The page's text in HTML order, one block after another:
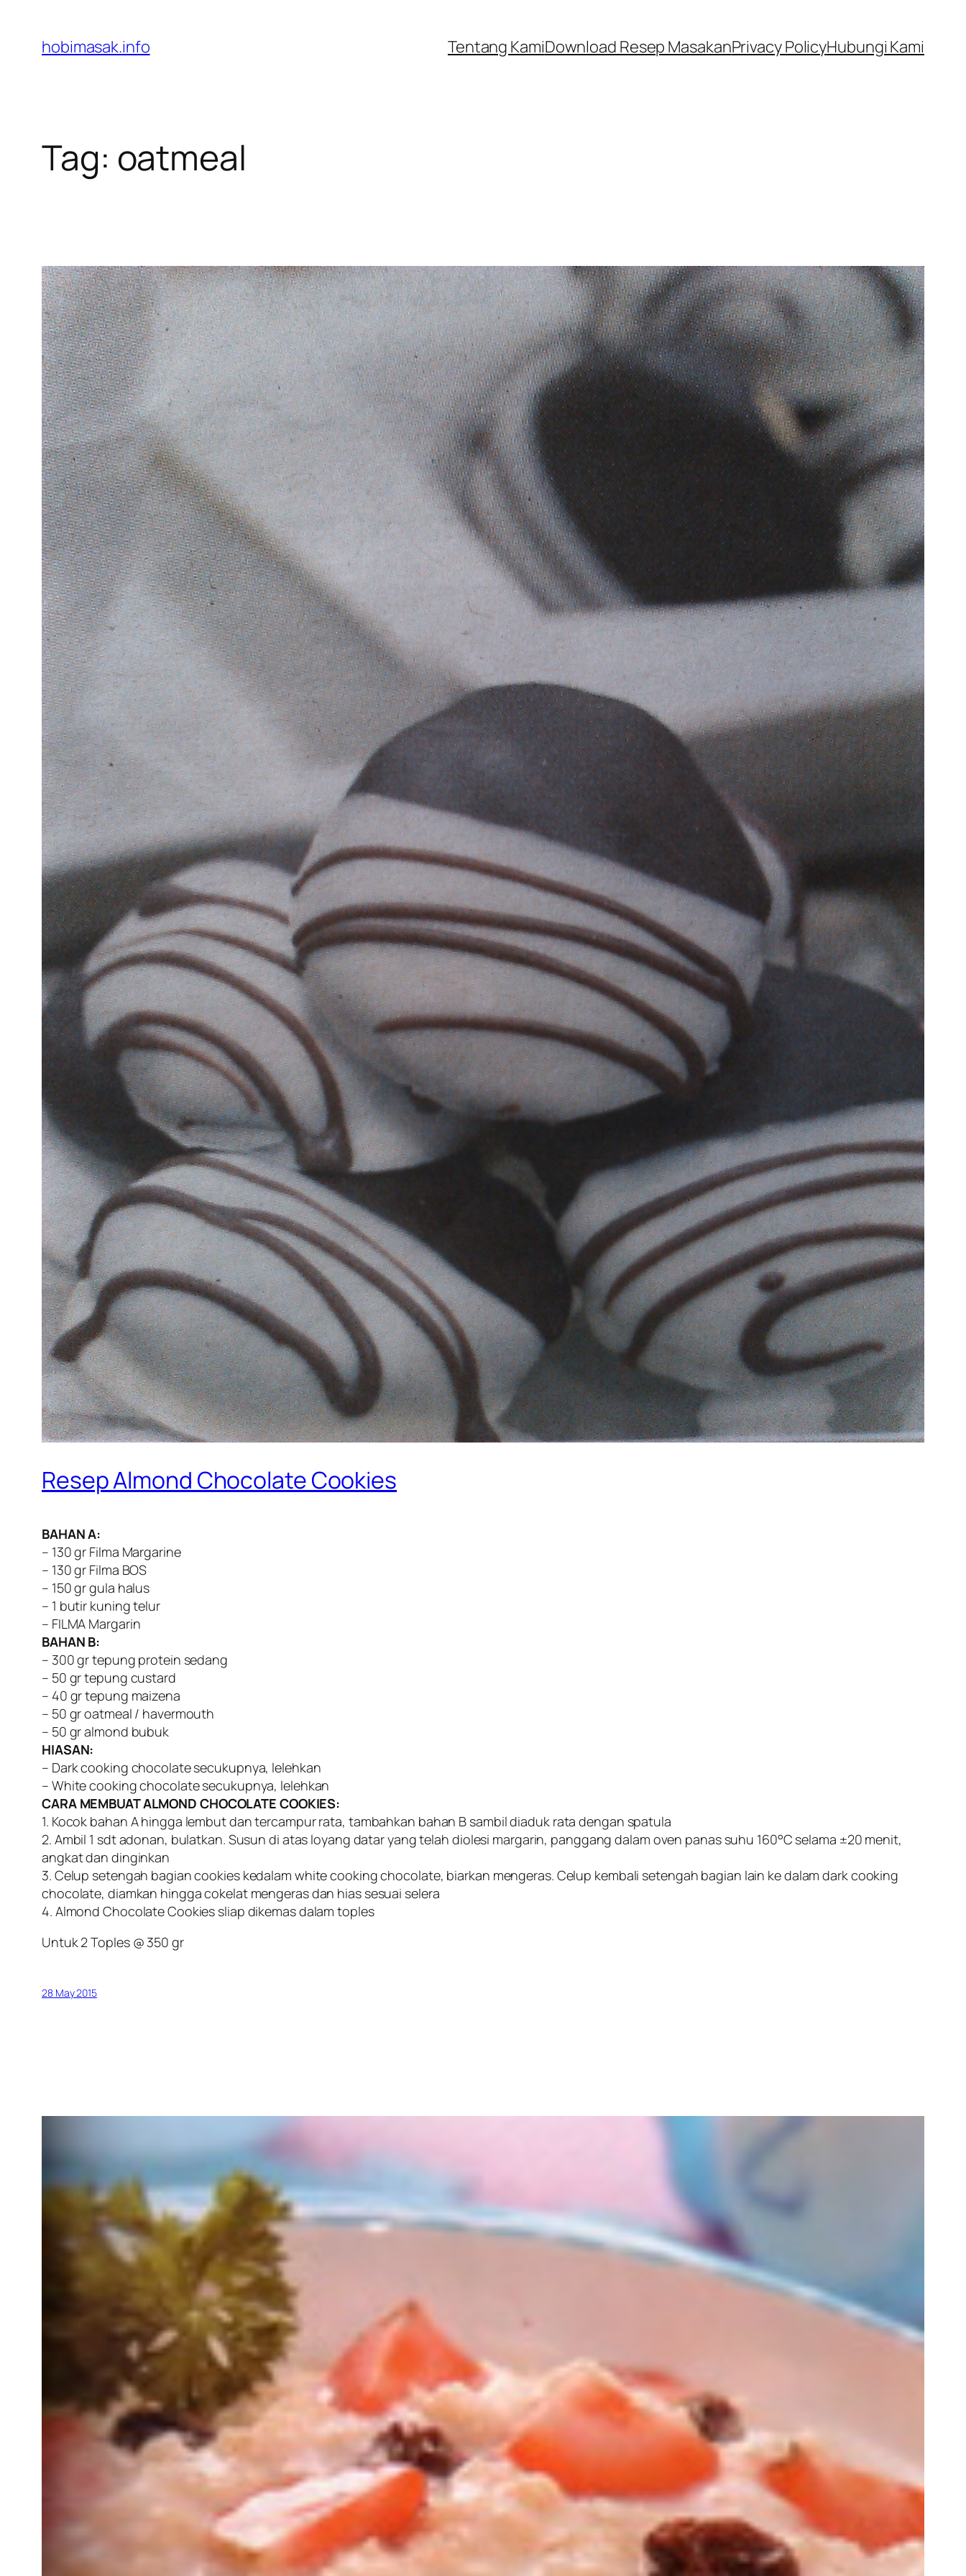
content
hobimasak.info Tentang KamiDownload Resep MasakanPrivacy PolicyHubungi Kami
Tag: oatmeal
Resep Almond Chocolate Cookies
BAHAN A:
– 130 gr Filma Margarine
– 130 gr Filma BOS
– 150 gr gula halus
– 1 butir kuning telur
– FILMA Margarin
BAHAN B:
– 300 gr tepung protein sedang
– 50 gr tepung custard
– 40 gr tepung maizena
– 50 gr oatmeal / havermouth
– 50 gr almond bubuk
HIASAN:
– Dark cooking chocolate secukupnya, lelehkan
– White cooking chocolate secukupnya, lelehkan
CARA MEMBUAT ALMOND CHOCOLATE COOKIES:
1. Kocok bahan A hingga lembut dan tercampur rata, tambahkan bahan B sambil diaduk rata dengan spatula
2. Ambil 1 sdt adonan, bulatkan. Susun di atas loyang datar yang telah diolesi margarin, panggang dalam oven panas suhu 160°C selama ±20 menit,
angkat dan dinginkan
3. Celup setengah bagian cookies kedalam white cooking chocolate, biarkan mengeras. Celup kembali setengah bagian lain ke dalam dark cooking
chocolate, diamkan hingga cokelat mengeras dan hias sesuai selera
4. Almond Chocolate Cookies sliap dikemas dalam toples
Untuk 2 Toples @ 350 gr
28 May 2015